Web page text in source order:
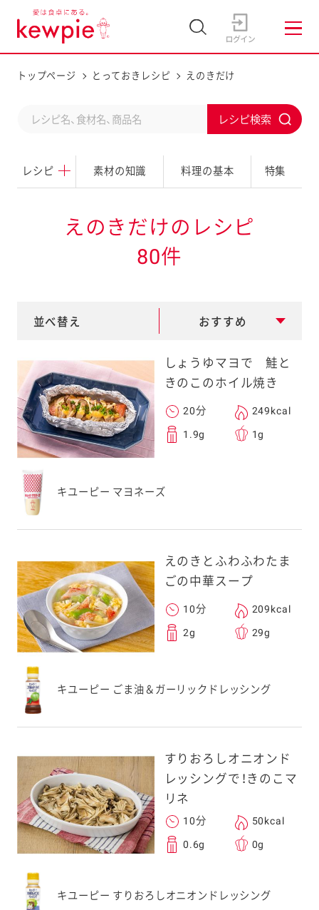
トップページ とっておきレシピ えのきだけ
レシピ 素材の知識 料理の基本 特集
d
c
h
b
t
えのきだけのレシピ
80件
並べ替え おすすめ
しょうゆマヨで 鮭と
きのこのホイル焼き
20分 249kcal
1.9g 1g
キユーピー マヨネーズ
えのきとふわふわたま
ごの中華スープ
10分 209kcal
2g 29g
キユーピー ごま油＆ガーリックドレッシング
すりおろしオニオンド
レッシングで！きのこマ
リネ
10分 50kcal
0.6g 0g
キユーピー すりおろしオニオンドレッシング